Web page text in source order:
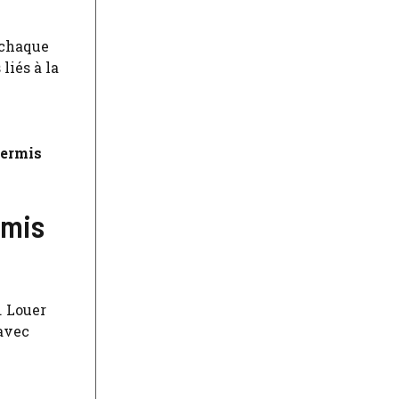
à la
Louer